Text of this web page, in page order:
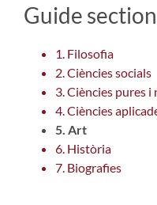
Guide
1. Filosofia
2. Ciències socials
3. Ciències pures i
4. Ciències
5. Art
6. Història
7. Biografies